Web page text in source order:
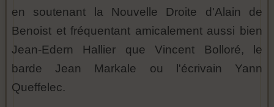
en soutenant la Nouvelle Droite d'Alain de
Benoist et fréquentant amicalement aussi bien
Jean-Edern Hallier que Vincent Bolloré, le
barde Jean Markale ou l'écrivain Yann
Queffelec.